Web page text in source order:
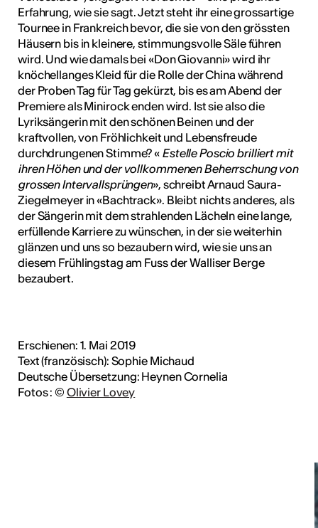
Erfahrung, wie sie sagt. Jetzt steht ihr eine grossartige
Tournee in Frankreich bevor, die sie von den grössten
Häusern bis in kleinere, stimmungsvolle Säle führen
wird. Und wie damals bei «Don Giovanni» wird ihr
knöchellanges Kleid für die Rolle der China während
der Proben Tag für Tag gekürzt, bis es am Abend der
Premiere als Minirock enden wird. Ist sie also die
Lyriksängerin mit den schönen Beinen und der
kraftvollen, von Fröhlichkeit und Lebensfreude
durchdrungenen Stimme? « Estelle Poscio brilliert mit
ihren Höhen und der vollkommenen Beherrschung von
grossen Intervallsprüngen», schreibt Arnaud Saura-
Ziegelmeyer in «Bachtrack». Bleibt nichts anderes, als
der Sängerin mit dem strahlenden Lächeln eine lange,
erfüllende Karriere zu wünschen, in der sie weiterhin
glänzen und uns so bezaubern wird, wie sie uns an
diesem Frühlingstag am Fuss der Walliser Berge
bezaubert.
Erschienen: 1. Mai 2019
Text (französisch): Sophie Michaud
Deutsche Übersetzung: Heynen Cornelia
Fotos : © Olivier Lovey